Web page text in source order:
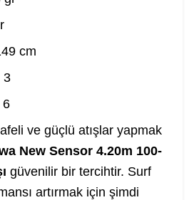
cm
3
6
ve güçlü atışlar yapmak
New Sensor 4.20m 100-
güvenilir bir tercihtir. Surf
artırmak için şimdi